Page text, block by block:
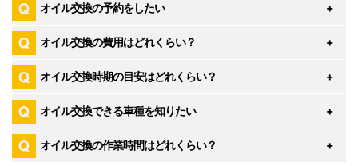
オイル交換の予約をしたい
作業予約サイトからネット予約を全店で受付しています。ま
た、お電話でもご予約できます。
ネット予約こちら＞
オイル交換の費用はどれくらい？
エンジンオイルの交換工賃が税込550円～、オイルフィルタ
ー交換工賃が税込770円～となります。カード会員様はメン
テナンスパックをご購入でこちらの工賃が無料となります。
その他、エンジンオイル、オイルフィルターの商品代がかか
オイル交換時期の目安はどれくらい？
イエローハットでは走行距離3,000km～5,000km毎、また
は3ヶ月～6ヶ月毎のエンジンオイル交換をお勧めしていま
オイル交換できる車種を知りたい
普通乗用車であれば、国産車はもちろん輸入車も作業可能で
オイル交換の作業時間はどれくらい？